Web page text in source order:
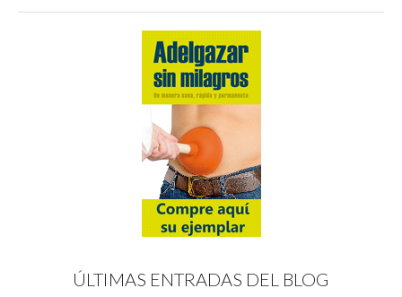
ÚLTIMAS ENTRADAS DEL BLOG